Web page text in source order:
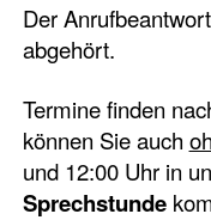
Der
abgehört.
Termine finden
können Sie auch
und 12:00 Uhr in
Sprechstunde